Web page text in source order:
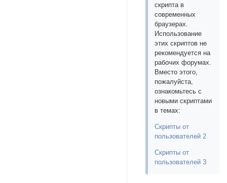
скрипта в
современных
браузерах.
Использование
этих скриптов не
рекомендуется на
рабочих форумах.
Вместо этого,
пожалуйста,
ознакомьтесь с
новыми скриптами
в темах:
Скрипты от
пользователей 2
Скрипты от
пользователей 3